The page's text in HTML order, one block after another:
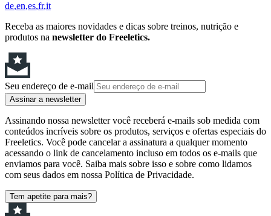
de en es fr it
Receba as maiores novidades e dicas sobre treinos, nutrição e
produtos na newsletter do Freeletics.
Seu endereço de e-mail
Assinar a newsletter
Assinando nossa newsletter você receberá e-mails sob medida com
conteúdos incríveis sobre os produtos, serviços e ofertas especiais do
Freeletics. Você pode cancelar a assinatura a qualquer momento
acessando o link de cancelamento incluso em todos os e-mails que
enviamos para você. Saiba mais sobre isso e sobre como lidamos
com seus dados em nossa Política de Privacidade.
Tem apetite para mais?